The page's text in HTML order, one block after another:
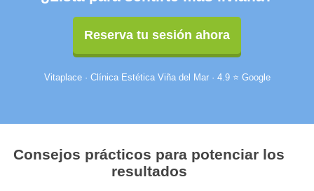
Reserva tu sesión ahora
Vitaplace · Clínica Estética Viña del Mar · 4.9 ⭐ Google
Consejos prácticos para potenciar los
resultados